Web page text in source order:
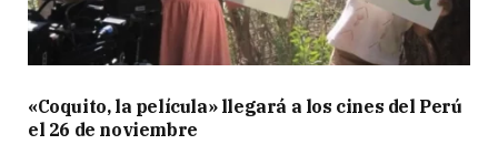
«Coquito, la película» llegará a los cines del Perú
el 26 de noviembre